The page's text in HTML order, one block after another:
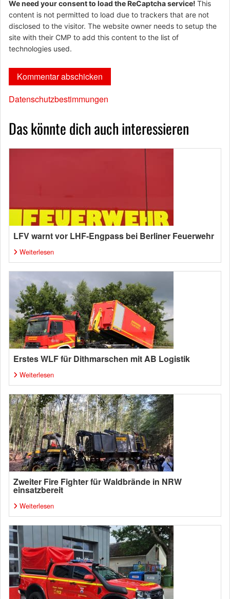
We need your consent to load the ReCaptcha service! This
content is not permitted to load due to trackers that are not
disclosed to the visitor. The website owner needs to setup the
site with their CMP to add this content to the list of
technologies used.
Datenschutzbestimmungen
Das könnte dich auch interessieren
LFV warnt vor LHF-Engpass bei Berliner Feuerwehr
Weiterlesen
Erstes WLF für Dithmarschen mit AB Logistik
Weiterlesen
Zweiter Fire Fighter für Waldbrände in NRW
einsatzbereit
Weiterlesen